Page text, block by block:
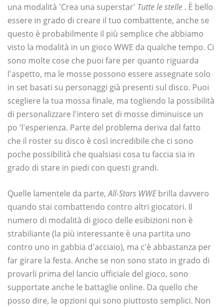
una modalità 'Crea una superstar' Tutte le stelle . È bello
essere in grado di creare il tuo combattente, anche se
questo è probabilmente il più semplice che abbiamo
visto la modalità in un gioco WWE da qualche tempo. Ci
sono molte cose che puoi fare per quanto riguarda
l'aspetto, ma le mosse possono essere assegnate solo
in set basati su personaggi già presenti sul disco. Puoi
scegliere la tua mossa finale, ma togliendo la possibilità
di personalizzare l'intero set di mosse diminuisce un
po 'l'esperienza. Parte del problema deriva dal fatto
che il roster su disco è così incredibile che ci sono
poche possibilità che qualsiasi cosa tu faccia sia in
grado di stare in piedi con questi grandi.
Quelle lamentele da parte,All-Stars WWEbrilla davvero
quando stai combattendo contro altri giocatori. Il
numero di modalità di gioco delle esibizioni non è
strabiliante (la più interessante è una partita uno
contro uno in gabbia d'acciaio), ma c'è abbastanza per
far girare la festa. Anche se non sono stato in grado di
provarli prima del lancio ufficiale del gioco, sono
supportate anche le battaglie online. Da quello che
posso dire, le opzioni qui sono piuttosto semplici. Non